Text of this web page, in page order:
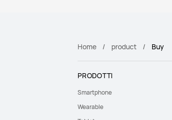
Home product Buy
PRODOTTI
Smartphone
Wearable